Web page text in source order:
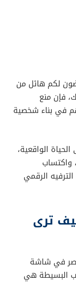
لكم هائل من
فإن منع
في بناء شخصية
الواقعية،
واكتساب
الرقمي
ترى
في شاشة
البسيطة هي